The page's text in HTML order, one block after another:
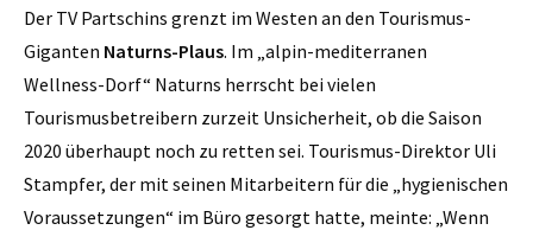
Der TV Partschins grenzt im Westen an den Tourismus-
Giganten Naturns-Plaus. Im „alpin-mediterranen
Wellness-Dorf“ Naturns herrscht bei vielen
Tourismusbetreibern zurzeit Unsicherheit, ob die Saison
2020 überhaupt noch zu retten sei. Tourismus-Direktor Uli
Stampfer, der mit seinen Mitarbeitern für die „hygienischen
Voraussetzungen“ im Büro gesorgt hatte, meinte: „Wenn